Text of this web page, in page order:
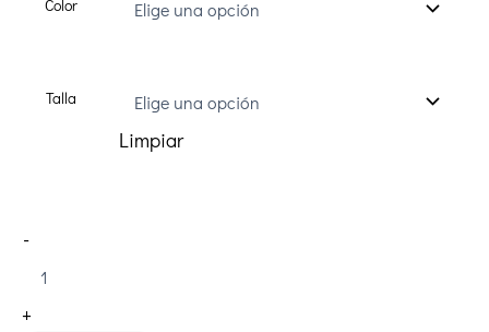
Color
Talla
Limpiar
-
Sanitario
VELILLA
+